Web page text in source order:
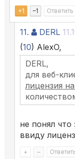
+1 –1 Ответить
11. DERL
(10) AlexO,
DERL,
для веб-
лицензия
не понял что
ввиду
+ –